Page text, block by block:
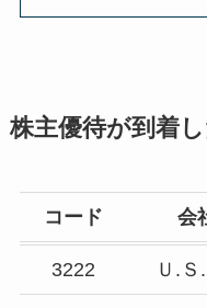
株主優待が到着
コード 会
3222 Ｕ.Ｓ